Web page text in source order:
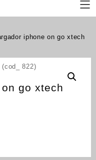
iphone on go xtech
go xtech